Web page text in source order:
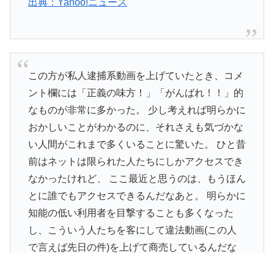
出典：Yahoo!ニュース
この方が私人逮捕系動画を上げていたとき、コメ
ント欄には「正義の味方！」「がんばれ！！」的
なものが非常に多かった。 少し考えれば明らかに
おかしいことがわかるのに、それさえも気づかな
い人間がこれまで多くいることに驚いた。 ひと昔
前はネットは限られた人たちにしかアクセスでき
なかったけれど、 ここ最近と思うのは、もうほん
とに誰でもアクセスできるんだなあと。 明らかに
知能の低い利用者を目撃することも多くなった
し、こういう人たちを客にして違法動画(この人
で言えば先日の件)を上げて商売しているんだな